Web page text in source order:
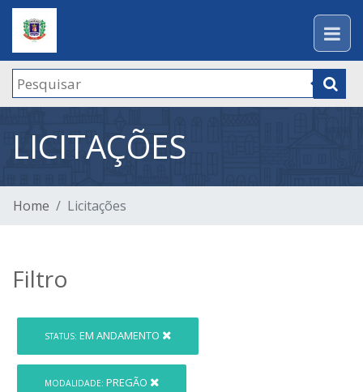
LICITAÇÕES
Home Licitações
Filtro
STATUS: EM ANDAMENTO
MODALIDADE: PREGÃO